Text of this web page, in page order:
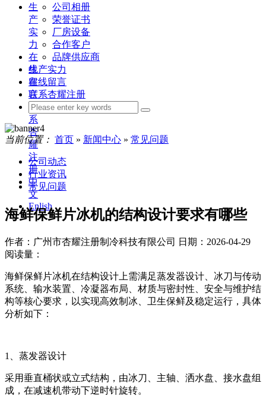
生
产
实
力
在
线
留
言
联
系
杏
耀
注
册
中
文
Enlish
公司相册
荣誉证书
厂房设备
合作客户
品牌供应商
生产实力
在线留言
联系杏耀注册
当前位置： 首页 » 新闻中心 » 常见问题
公司动态
行业资讯
常见问题
海鲜保鲜片冰机的结构设计要求有哪些
作者：广州市杏耀注册制冷科技有限公司
日期：2026-04-29
阅读量：
海鲜保鲜片冰机在结构设计上需满足蒸发器设计、冰刀与传动
系统、输水装置、冷凝器布局、材质与密封性、安全与维护结
构等核心要求，以实现高效制冰、卫生保鲜及稳定运行，具体
分析如下：
1、蒸发器设计
采用垂直桶状或立式结构，由冰刀、主轴、洒水盘、接水盘组
成，在减速机带动下逆时针旋转。